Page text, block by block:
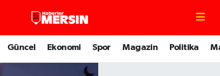
Güncel Ekonomi Spor Magazin Politika
Mersin Nöbetçi Eczaneler
Mersin Hava Durumu